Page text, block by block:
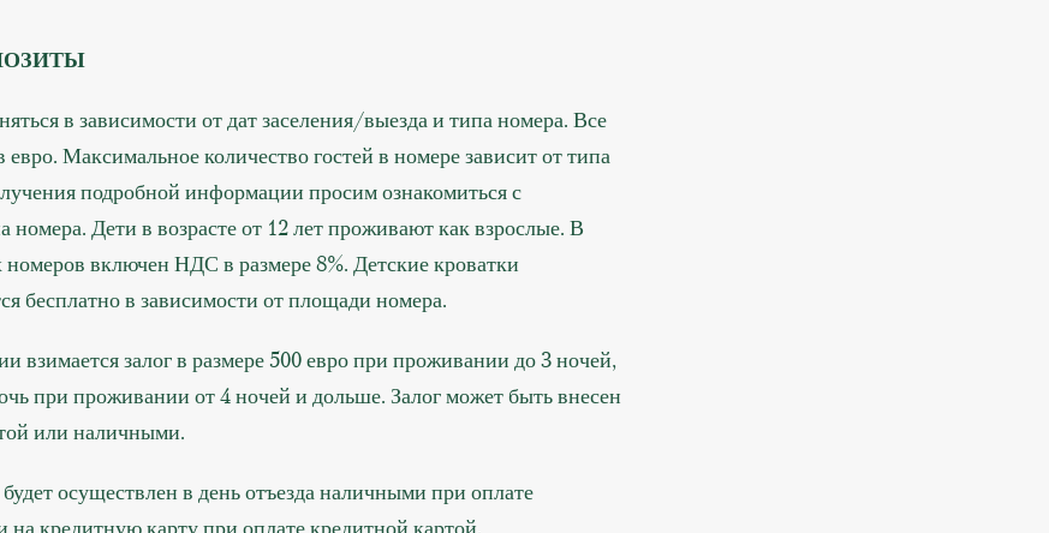
в зависимости от дат заселения/выезда и типа номера. Все
Максимальное количество гостей в номере зависит от типа
подробной информации просим ознакомиться с
номера. Дети в возрасте от 12 лет проживают как взрослые. В
номеров включен НДС в размере 8%. Детские кроватки
бесплатно в зависимости от площади номера.
взимается залог в размере 500 евро при проживании до 3 ночей,
при проживании от 4 ночей и дольше. Залог может быть внесен
или наличными.
будет осуществлен в день отъезда наличными при оплате